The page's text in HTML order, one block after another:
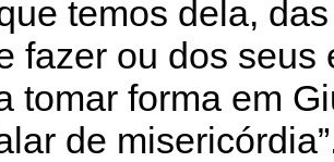
temos dela,
fazer ou dos
tomar forma em
de